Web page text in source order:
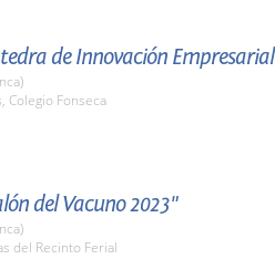
de Innovación Empresarial
Colegio Fonseca
del Vacuno 2023"
del Recinto Ferial